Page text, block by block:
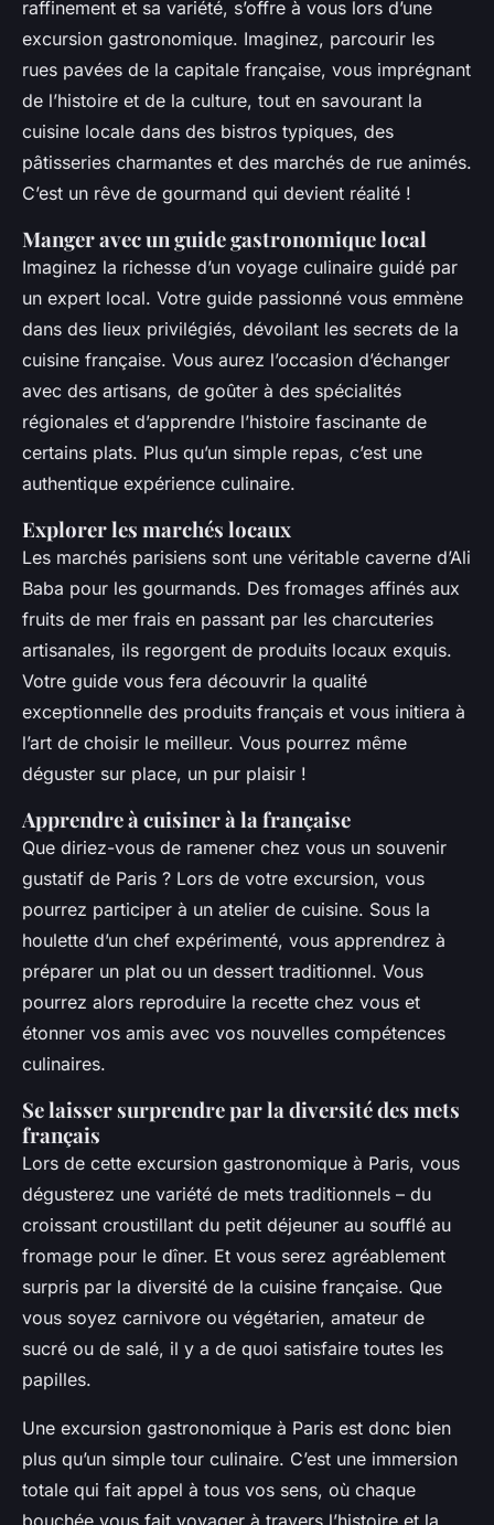
raffinement et sa variété, s’offre à vous lors d’une
excursion gastronomique. Imaginez, parcourir les
rues pavées de la capitale française, vous imprégnant
de l’histoire et de la culture, tout en savourant la
cuisine locale dans des bistros typiques, des
pâtisseries charmantes et des marchés de rue animés.
C’est un rêve de gourmand qui devient réalité !
Manger avec un guide gastronomique local
Imaginez la richesse d’un voyage culinaire guidé par
un expert local. Votre guide passionné vous emmène
dans des lieux privilégiés, dévoilant les secrets de la
cuisine française. Vous aurez l’occasion d’échanger
avec des artisans, de goûter à des spécialités
régionales et d’apprendre l’histoire fascinante de
certains plats. Plus qu’un simple repas, c’est une
authentique expérience culinaire.
Explorer les marchés locaux
Les marchés parisiens sont une véritable caverne d’Ali
Baba pour les gourmands. Des fromages affinés aux
fruits de mer frais en passant par les charcuteries
artisanales, ils regorgent de produits locaux exquis.
Votre guide vous fera découvrir la qualité
exceptionnelle des produits français et vous initiera à
l’art de choisir le meilleur. Vous pourrez même
déguster sur place, un pur plaisir !
Apprendre à cuisiner à la française
Que diriez-vous de ramener chez vous un souvenir
gustatif de Paris ? Lors de votre excursion, vous
pourrez participer à un atelier de cuisine. Sous la
houlette d’un chef expérimenté, vous apprendrez à
préparer un plat ou un dessert traditionnel. Vous
pourrez alors reproduire la recette chez vous et
étonner vos amis avec vos nouvelles compétences
culinaires.
Se laisser surprendre par la diversité des mets
français
Lors de cette excursion gastronomique à Paris, vous
dégusterez une variété de mets traditionnels – du
croissant croustillant du petit déjeuner au soufflé au
fromage pour le dîner. Et vous serez agréablement
surpris par la diversité de la cuisine française. Que
vous soyez carnivore ou végétarien, amateur de
sucré ou de salé, il y a de quoi satisfaire toutes les
papilles.
Une excursion gastronomique à Paris est donc bien
plus qu’un simple tour culinaire. C’est une immersion
totale qui fait appel à tous vos sens, où chaque
bouchée vous fait voyager à travers l’histoire et la